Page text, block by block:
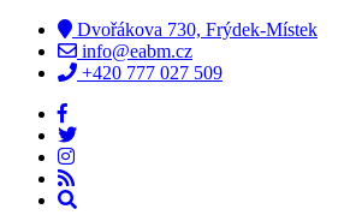
Dvořákova 730, Frýdek-Místek
info@eabm.cz
+420 777 027 509